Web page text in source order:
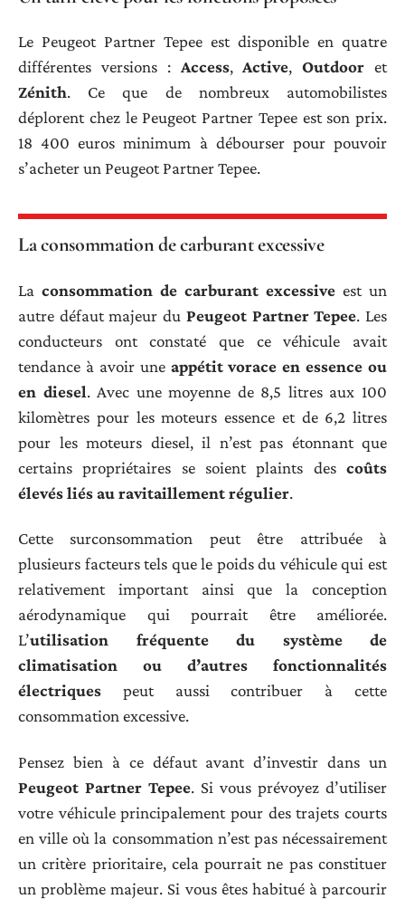
Le Peugeot Partner Tepee est disponible en quatre
différentes versions : Access,Active,Outdoor et
Zénith. Ce que de nombreux automobilistes
déplorent chez le Peugeot Partner Tepee est son prix.
18 400 euros minimum à débourser pour pouvoir
s’acheter un Peugeot Partner Tepee.
La consommation de carburant excessive
La consommation de carburant excessive est un
autre défaut majeur du Peugeot Partner Tepee. Les
conducteurs ont constaté que ce véhicule avait
tendance à avoir une appétit vorace en essence ou
en diesel. Avec une moyenne de 8,5 litres aux 100
kilomètres pour les moteurs essence et de 6,2 litres
pour les moteurs diesel, il n’est pas étonnant que
certains propriétaires se soient plaints des coûts
élevés liés au ravitaillement régulier.
Cette surconsommation peut être attribuée à
plusieurs facteurs tels que le poids du véhicule qui est
relativement important ainsi que la conception
aérodynamique qui pourrait être améliorée.
L’utilisation fréquente du système de
climatisation ou d’autres fonctionnalités
électriques peut aussi contribuer à cette
consommation excessive.
Pensez bien à ce défaut avant d’investir dans un
Peugeot Partner Tepee. Si vous prévoyez d’utiliser
votre véhicule principalement pour des trajets courts
en ville où la consommation n’est pas nécessairement
un critère prioritaire, cela pourrait ne pas constituer
un problème majeur. Si vous êtes habitué à parcourir